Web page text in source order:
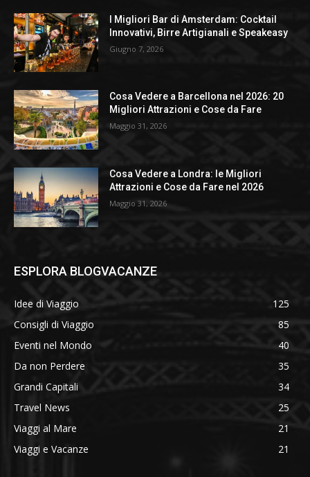
I Migliori Bar di Amsterdam: Cocktail
Innovativi, Birre Artigianali e Speakeasy
Giugno 7, 2026
Cosa Vedere a Barcellona nel 2026: 20
Migliori Attrazioni e Cose da Fare
Maggio 31, 2026
Cosa Vedere a Londra: le Migliori
Attrazioni e Cose da Fare nel 2026
Maggio 31, 2026
ESPLORA BLOGVACANZE
Idee di Viaggio
125
Consigli di Viaggio
85
Eventi nel Mondo
40
Da non Perdere
35
Grandi Capitali
34
Travel News
25
Viaggi al Mare
21
Viaggi e Vacanze
21